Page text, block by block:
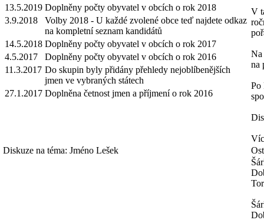
13.5.2019 Doplněny počty obyvatel v obcích o rok 2018
3.9.2018
Volby 2018 - U každé zvolené obce teď najdete odkaz
na kompletní seznam kandidátů
14.5.2018 Doplněny počty obyvatel v obcích o rok 2017
4.5.2017
Doplněny počty obyvatel v obcích o rok 2016
11.3.2017 Do skupin byly přidány přehledy nejoblíbenějších
jmen ve vybraných státech
27.1.2017 Doplněna četnost jmen a příjmení o rok 2016
V
Na
na
Po
Diskuze na téma: Jméno Lešek